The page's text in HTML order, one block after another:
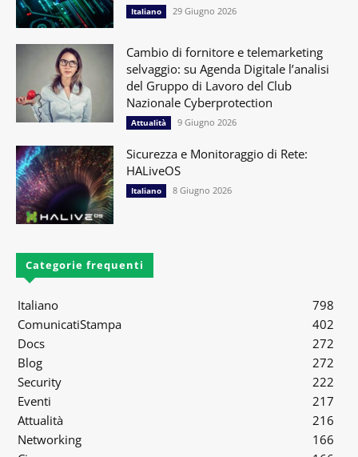
Italiano 29 Giugno 2026
Cambio di fornitore e telemarketing
selvaggio: su Agenda Digitale l’analisi
del Gruppo di Lavoro del Club
Nazionale Cyberprotection
Attualità 9 Giugno 2026
Sicurezza e Monitoraggio di Rete:
HALiveOS
Italiano 8 Giugno 2026
Categorie frequenti
Italiano
798
ComunicatiStampa
402
Docs
272
Blog
272
Security
222
Eventi
217
Attualità
216
Networking
166